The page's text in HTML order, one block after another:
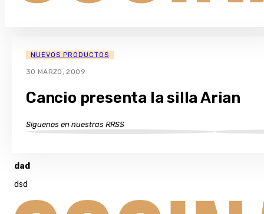
NUEVOS PRODUCTOS
30 MARZO, 2009
Cancio presenta la silla Arian
Síguenos en nuestras RRSS
dad
dsd